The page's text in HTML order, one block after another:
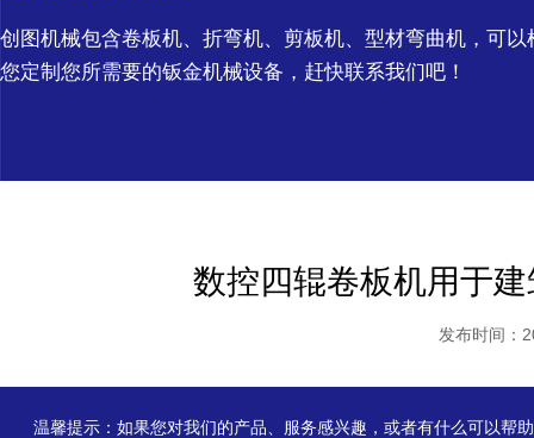
创图机械包含卷板机、折弯机、剪板机、型材弯曲机，可
您定制您所需要的钣金机械设备，赶快联系我们吧！
数控四辊卷板机用于
发布时间：
温馨提示：如果您对我们的产品、服务感兴趣，或者有什么可以帮